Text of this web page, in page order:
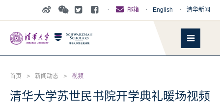
清华新闻
·
English
·
邮箱
·
首页 > 新闻动态 > 视频
清华大学苏世民书院开学典礼暖场视频